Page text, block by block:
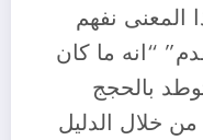
المعنى نفهم
“انه ما كان
بالحجج
خلال الدليل